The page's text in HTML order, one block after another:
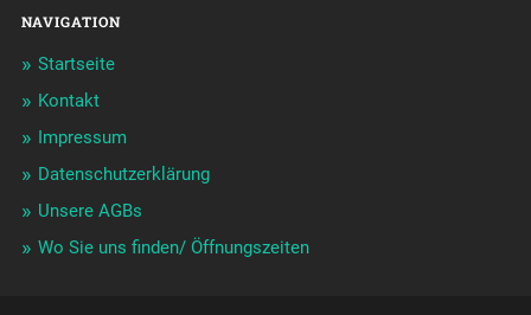
NAVIGATION
Startseite
Kontakt
Impressum
Datenschutzerklärung
Unsere AGBs
Wo Sie uns finden/ Öffnungszeiten